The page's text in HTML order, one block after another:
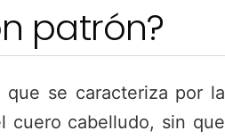
patrón?
se caracteriza por la
cuero cabelludo, sin que